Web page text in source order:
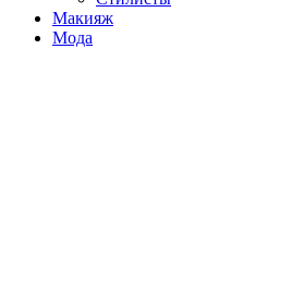
Макияж
Мода